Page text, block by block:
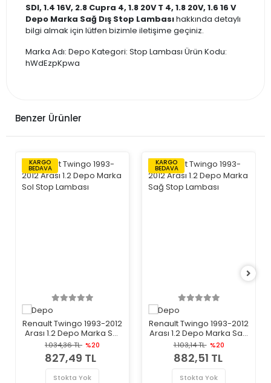
SDI, 1.4 16V, 2.8 Cupra 4, 1.8 20V T 4, 1.8 20V, 1.6 16 V
Depo Marka Sağ Dış Stop Lambasıhakkında detaylı
bilgi almak için lütfen bizimle iletişime geçiniz.
Marka Adı: Depo Kategori: Stop Lambası Ürün Kodu:
hWdEzpKpwa
Benzer Ürünler
KARGO
BEDAVA
Renault Twingo 1993-2012
Arası 1.2 Depo Marka Sol
Stop Lambası
1.034,36 TL %20
827,49 TL
Stokta Yok
KARGO
BEDAVA
Renault Twingo 1993-2012
Arası 1.2 Depo Marka Sağ
Stop Lambası
1.103,14 TL %20
882,51 TL
Stokta Yok